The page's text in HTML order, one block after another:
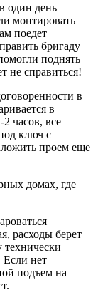
один день
монтировать
поедет
бригаду
поднять
не справиться!
в
в
часов, все
ключ с
проем еще
домах, где
расходы берет
технически
Если нет
подъем на